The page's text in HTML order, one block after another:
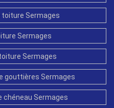
toiture Sermages
Sermages
Sermages
gouttières Sermages
chéneau Sermages